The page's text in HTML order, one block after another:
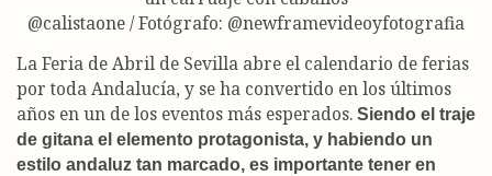
@calistaone / Fotógrafo: @newframevideoyfotografia
La Feria de Abril de Sevilla abre el calendario de ferias
por toda Andalucía, y se ha convertido en los últimos
años en un de los eventos más esperados. Siendo el traje
de gitana el elemento protagonista, y habiendo un
estilo andaluz tan marcado, es importante tener en